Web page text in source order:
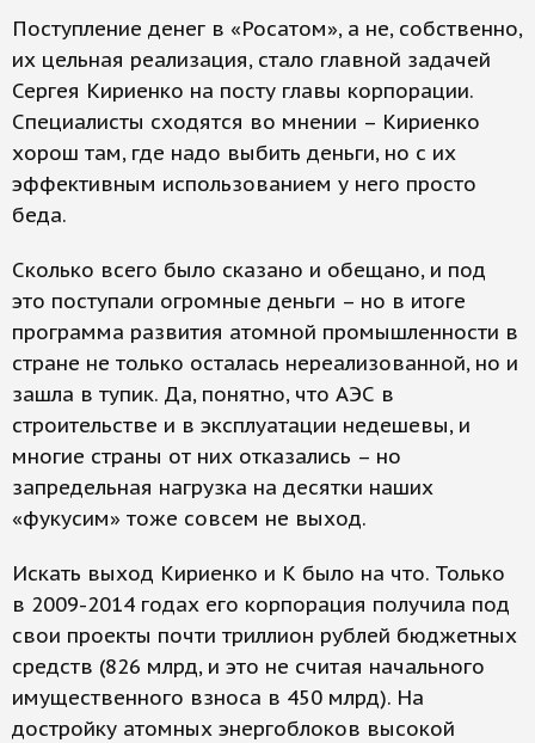
Поступление денег в «Росатом», а не, собственно,
их цельная реализация, стало главной задачей
Сергея Кириенко на посту главы корпорации.
Специалисты сходятся во мнении – Кириенко
хорош там, где надо выбить деньги, но с их
эффективным использованием у него просто
беда.
Сколько всего было сказано и обещано, и под
это поступали огромные деньги – но в итоге
программа развития атомной промышленности в
стране не только осталась нереализованной, но и
зашла в тупик. Да, понятно, что АЭС в
строительстве и в эксплуатации недешевы, и
многие страны от них отказались – но
запредельная нагрузка на десятки наших
«фукусим» тоже совсем не выход.
Искать выход Кириенко и К было на что. Только
в 2009-2014 годах его корпорация получила под
свои проекты почти триллион рублей бюджетных
средств (826 млрд, и это не считая начального
имущественного взноса в 450 млрд). На
достройку атомных энергоблоков высокой